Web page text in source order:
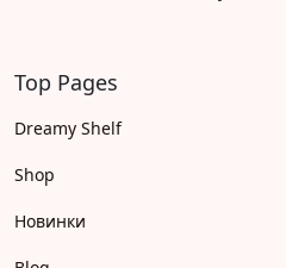
Top Pages
Dreamy Shelf
Shop
Новинки